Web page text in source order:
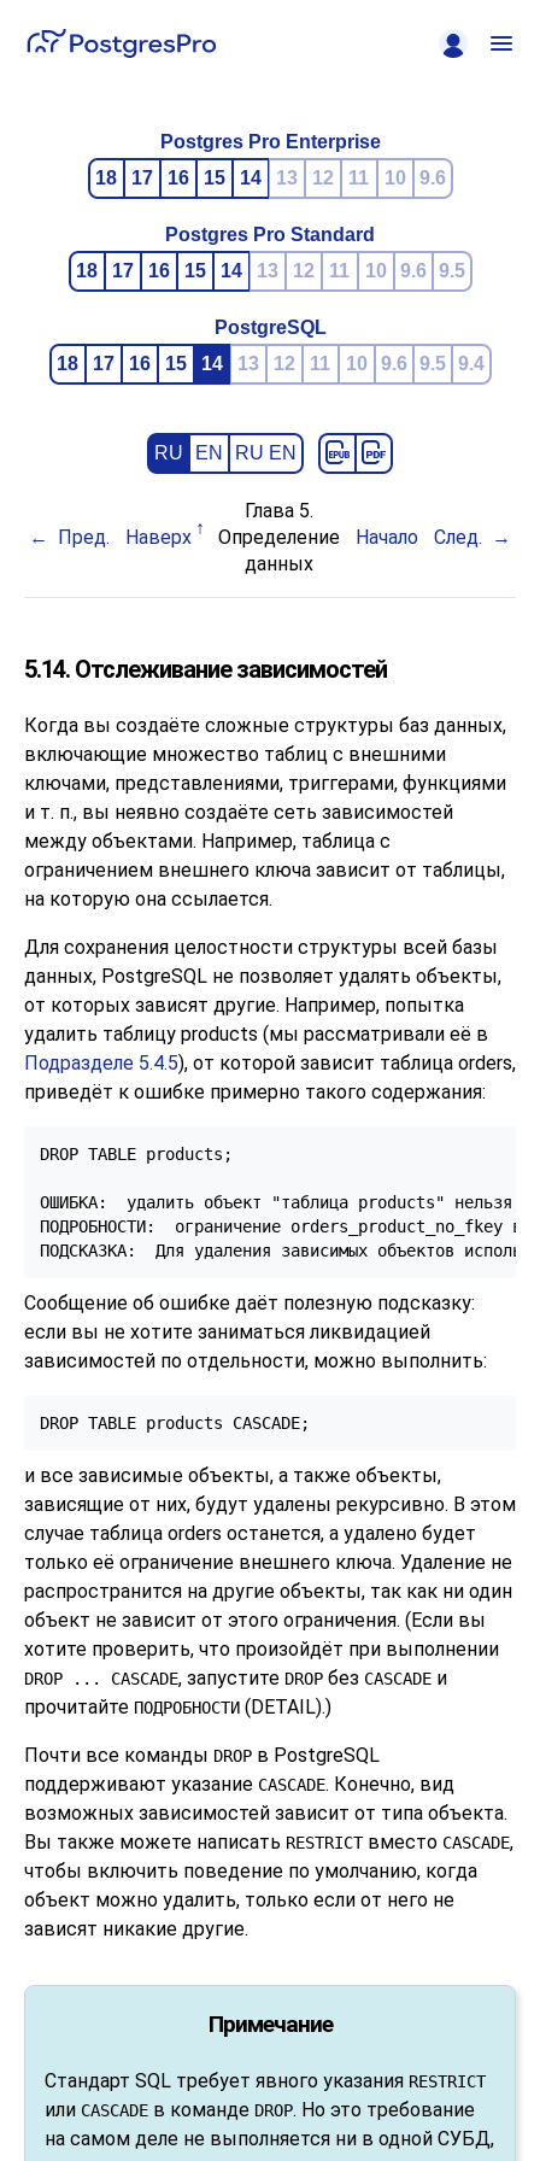
Postgres Pro Enterprise
18
17 16 15 14 13 12 11 10 9.6
Postgres Pro Standard
18
17 16 15 14 13 12 11 10 9.6 9.5
PostgreSQL
18
17 16 15 14 13 12 11 10 9.6 9.5 9.4
RU EN RU EN
Пред. Наверх
Глава 5.
Определение
данных
Начало След.
5.14. Отслеживание зависимостей
Когда вы создаёте сложные структуры баз данных,
включающие множество таблиц с внешними
ключами, представлениями, триггерами, функциями
и т. п., вы неявно создаёте сеть зависимостей
между объектами. Например, таблица с
ограничением внешнего ключа зависит от таблицы,
на которую она ссылается.
Для сохранения целостности структуры всей базы
данных, PostgreSQL не позволяет удалять объекты,
от которых зависят другие. Например, попытка
удалить таблицу products (мы рассматривали её в
Подразделе 5.4.5), от которой зависит таблица orders,
приведёт к ошибке примерно такого содержания:
DROP TABLE products;
ОШИБКА:  удалить объект "таблица products" нельзя,
ПОДРОБНОСТИ:  ограничение orders_product_no_fkey
Сообщение об ошибке даёт полезную подсказку:
если вы не хотите заниматься ликвидацией
зависимостей по отдельности, можно выполнить:
и все зависимые объекты, а также объекты,
зависящие от них, будут удалены рекурсивно. В этом
случае таблица orders останется, а удалено будет
только её ограничение внешнего ключа. Удаление не
распространится на другие объекты, так как ни один
объект не зависит от этого ограничения. (Если вы
хотите проверить, что произойдёт при выполнении
DROP ... CASCADE, запустите DROP без CASCADE и
прочитайте ПОДРОБНОСТИ (DETAIL).)
Почти все команды DROP в PostgreSQL
поддерживают указание CASCADE. Конечно, вид
возможных зависимостей зависит от типа объекта.
Вы также можете написать RESTRICTвместо CASCADE,
чтобы включить поведение по умолчанию, когда
объект можно удалить, только если от него не
зависят никакие другие.
Примечание
Стандарт SQL требует явного указания RESTRICT
или CASCADE в команде DROP. Но это требование
на самом деле не выполняется ни в одной СУБД,